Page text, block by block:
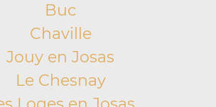
Buc
Chaville
Jouy en Josas
Le Chesnay